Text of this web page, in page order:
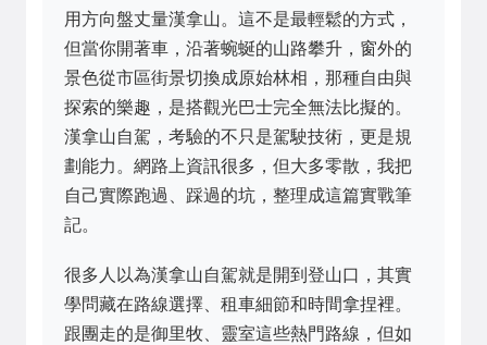
用方向盤丈量漢拿山。這不是最輕鬆的方式，
但當你開著車，沿著蜿蜒的山路攀升，窗外的
景色從市區街景切換成原始林相，那種自由與
探索的樂趣，是搭觀光巴士完全無法比擬的。
漢拿山自駕，考驗的不只是駕駛技術，更是規
劃能力。網路上資訊很多，但大多零散，我把
自己實際跑過、踩過的坑，整理成這篇實戰筆
記。
很多人以為漢拿山自駕就是開到登山口，其實
學問藏在路線選擇、租車細節和時間拿捏裡。
跟團走的是御里牧、靈室這些熱門路線，但如